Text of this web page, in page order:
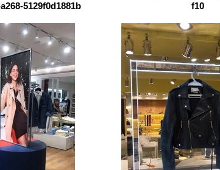
5129f0d1881b f10